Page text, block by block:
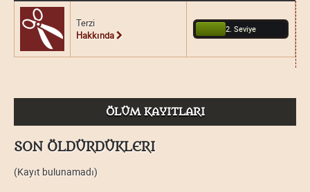
Terzi
Hakkında
2. Seviye
ÖLÜM KAYITLARI
SON ÖLDÜRDÜKLERI
(Kayıt bulunamadı)